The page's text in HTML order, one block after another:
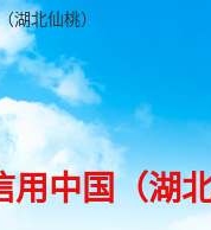
湖北仙桃）
用中国（湖